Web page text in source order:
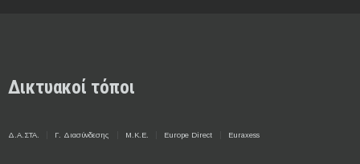
Δικτυακοί τόποι
Δ.Α.ΣΤΑ. Γ. Διασύνδεσης Μ.Κ.Ε. Europe Direct Euraxess